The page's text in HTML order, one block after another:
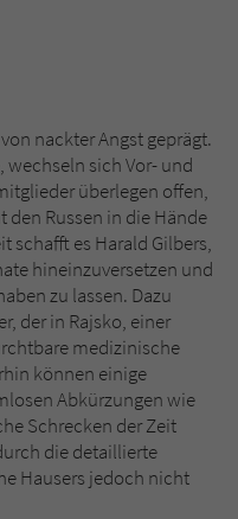
nackter Angst geprägt.
wechseln sich Vor- und
überlegen offen,
Russen in die Hände
schafft es Harald Gilbers,
hineinzuversetzen und
zu lassen. Dazu
der in Rajsko, einer
medizinische
können einige
Abkürzungen wie
Schrecken der Zeit
die detaillierte
Hausers jedoch nicht